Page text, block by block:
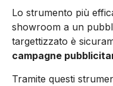
Lo strumento più
showroom a un
targettizzato è
campagne
Tramite questi